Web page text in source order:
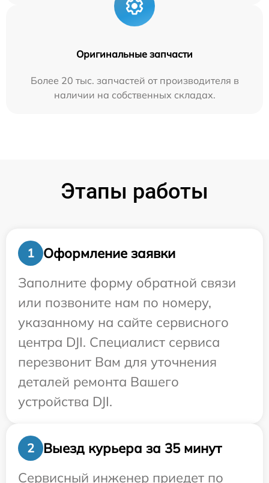
Оригинальные запчасти
Более 20 тыс. запчастей от производителя в
наличии на собственных складах.
Этапы работы
1
Оформление заявки
Заполните форму обратной связи
или позвоните нам по номеру,
указанному на сайте сервисного
центра DJI. Специалист сервиса
перезвонит Вам для уточнения
деталей ремонта Вашего
устройства DJI.
2
Выезд курьера за 35 минут
Сервисный инженер приедет по